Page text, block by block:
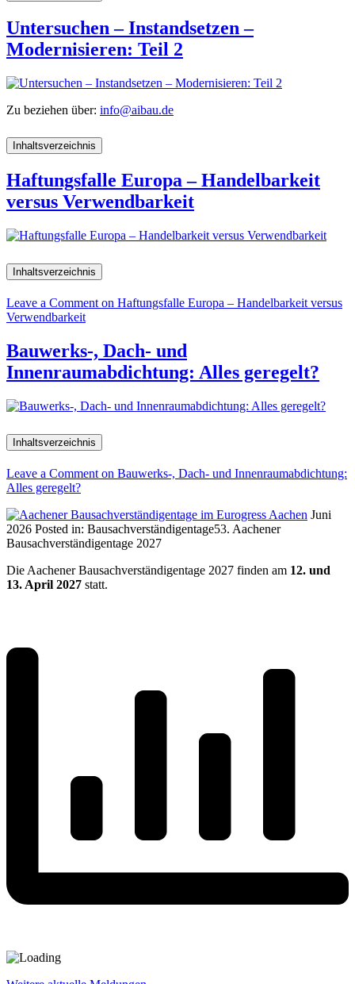
Untersuchen – Instandsetzen –
Modernisieren: Teil 2
Zu beziehen über: info@aibau.de
Inhaltsverzeichnis
Haftungsfalle Europa – Handelbarkeit
versus Verwendbarkeit
Inhaltsverzeichnis
Leave a Comment on Haftungsfalle Europa – Handelbarkeit versus
Verwendbarkeit
Bauwerks-, Dach- und
Innenraumabdichtung: Alles geregelt?
Inhaltsverzeichnis
Leave a Comment on Bauwerks-, Dach- und Innenraumabdichtung:
Alles geregelt?
Juni
2026 Posted in: Bausachverständigentage53. Aachener
Bausachverständigentage 2027
Die Aachener Bausachverständigentage 2027 finden am 12. und
13. April 2027 statt.